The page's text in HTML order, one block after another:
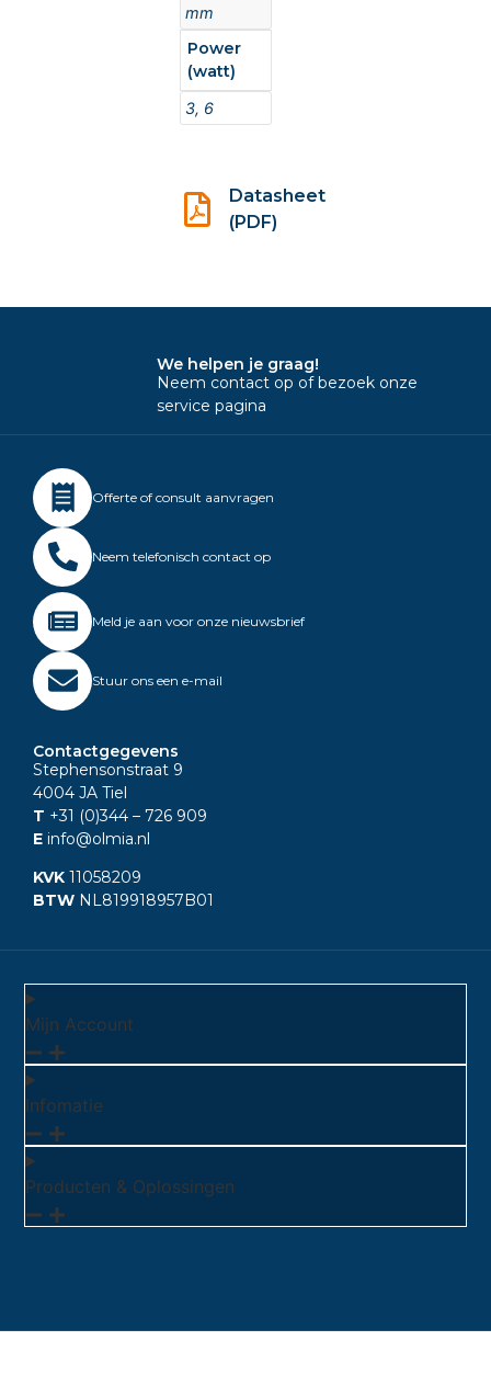
mm
Power
(watt)
3, 6
Datasheet
(PDF)
We helpen je graag!
Neem contact op of bezoek onze
service pagina
Offerte of consult aanvragen
Neem telefonisch contact op
Meld je aan voor onze nieuwsbrief
Stuur ons een e-mail
Contactgegevens
Stephensonstraat 9
4004 JA Tiel
T +31 (0)344 – 726 909
E info@olmia.nl
KVK 11058209
BTW NL819918957B01
Mijn Account
Infomatie
Producten & Oplossingen